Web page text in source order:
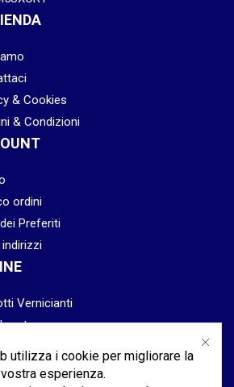
& Cookies
& Condizioni
ordini
Preferiti
Vernicianti
utilizza i cookie per migliorare la
vostra esperienza.